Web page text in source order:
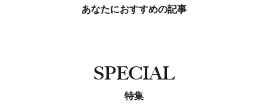
あなたにおすすめの記事
SPECIAL
特集